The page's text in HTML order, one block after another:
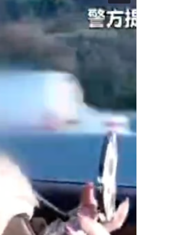
“미국에서 아기 낳아도 시민권 안준
다”… 트럼프, 원정출산 정조준
10
70년 만에 돌아온 시베리아호랑